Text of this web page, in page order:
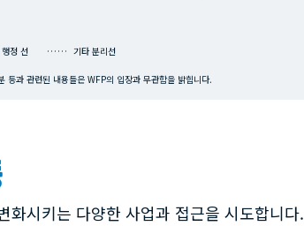
정 선 기타 분리선
과 관련된 내용들은 WFP의 입장과 무관함을 밝힙니다.
시키는 다양한 사업과 접근을 시도합니다.